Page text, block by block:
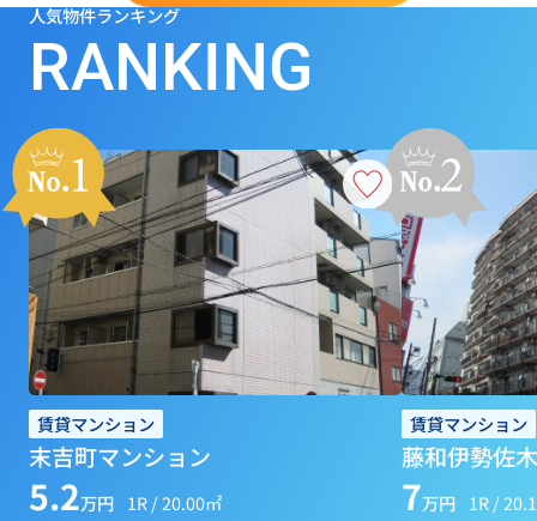
人気物件ランキング
RANKING
賃貸マンション
末吉町マンション
5.2万円 1R / 20.00㎡
賃貸マンション
藤和伊勢佐
7万円 1R /